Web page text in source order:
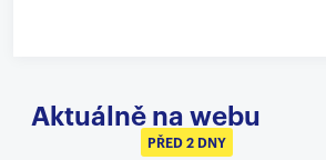
Aktuálně na webu
PŘED 2 DNY